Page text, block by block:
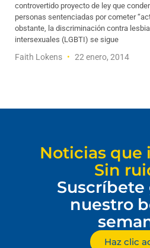
controvertido proyecto de ley que
personas sentenciadas por cometer
obstante, la discriminación contra
intersexuales (LGBTI) se sigue
Faith Lokens 22 enero, 2014
Noticias que
Sin
Suscríbete
nuestro
Haz clic